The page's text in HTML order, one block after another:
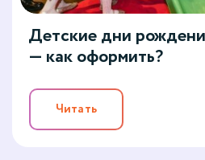
Детские дни
— как оформить?
Читать